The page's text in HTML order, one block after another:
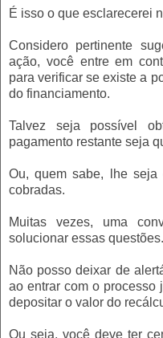
É isso o que esclarecerei
Considero pertinente
ação, você entre em
para verificar se existe a
do financiamento.
Talvez seja possível
pagamento restante seja
Ou, quem sabe, lhe
cobradas.
Muitas vezes, uma
solucionar essas questões.
Não posso deixar de
ao entrar com o processo
depositar o valor do
Ou seja, você deve ter